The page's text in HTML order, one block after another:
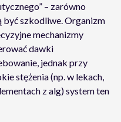
– zarówno
być szkodliwe. Organizm
mechanizmy
dawki
jednak przy
stężenia (np. w lekach,
z alg) system ten